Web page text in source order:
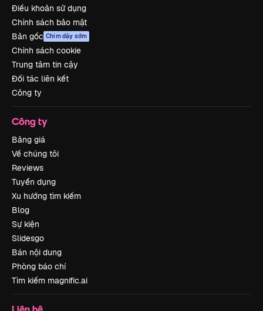
Điều khoản sử dụng
Chính sách bảo mật
Bản gốc Chim dậy sớm
Chính sách cookie
Trung tâm tin cậy
Đối tác liên kết
Công ty
Công ty
Bảng giá
Về chúng tôi
Reviews
Tuyển dụng
Xu hướng tìm kiếm
Blog
Sự kiện
Slidesgo
Bán nội dung
Phòng báo chí
Tìm kiếm magnific.ai